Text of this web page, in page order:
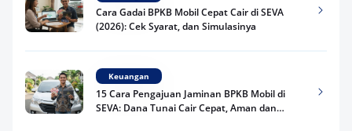
Cara Gadai BPKB Mobil Cepat Cair di SEVA
(2026): Cek Syarat, dan Simulasinya
Keuangan
15 Cara Pengajuan Jaminan BPKB Mobil di
SEVA: Dana Tunai Cair Cepat, Aman dan